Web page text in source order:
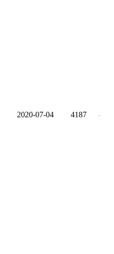
2020-07-04 4187 -